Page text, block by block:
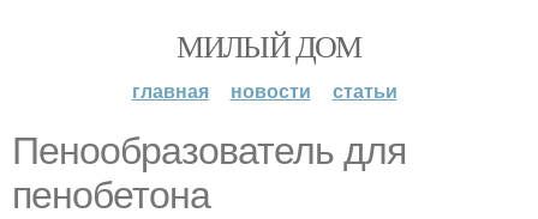
МИЛЫЙ ДОМ
главная новости статьи
Пенообразователь для
пенобетона